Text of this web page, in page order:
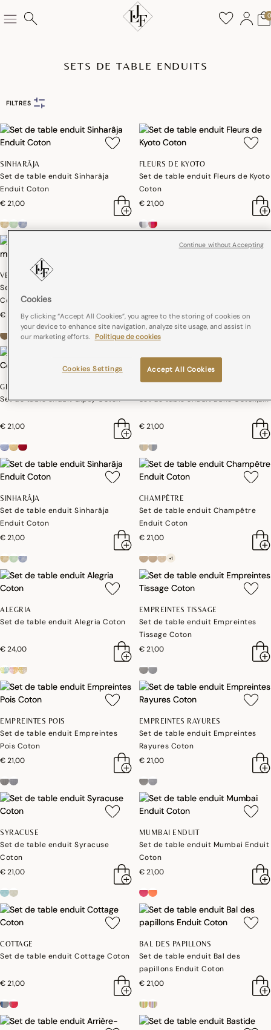
0
SETS DE TABLE ENDUITS
FILTRES
SINHARÂJA
Set de table enduit Sinharâja
Enduit Coton
€ 21,00
FLEURS DE KYOTO
Set de table enduit Fleurs de Kyoto
Coton
€ 21,00
VEGETAL MOOD
Set de table enduit Vegetal mood
Coton
€ 19,00
+4
€ 24,00
GIPSY
Set de table enduit Gipsy Coton
€ 21,00
Set de table enduit Dune Coton,Lin
€ 21,00
SINHARÂJA
Set de table enduit Sinharâja
Enduit Coton
€ 21,00
CHAMPÊTRE
Set de table enduit Champêtre
Enduit Coton
€ 21,00
+1
ALEGRIA
Set de table enduit Alegria Coton
€ 24,00
EMPREINTES TISSAGE
Set de table enduit Empreintes
Tissage Coton
€ 21,00
EMPREINTES POIS
Set de table enduit Empreintes
Pois Coton
€ 21,00
EMPREINTES RAYURES
Set de table enduit Empreintes
Rayures Coton
€ 21,00
SYRACUSE
Set de table enduit Syracuse
Coton
€ 21,00
MUMBAI ENDUIT
Set de table enduit Mumbai Enduit
Coton
€ 21,00
COTTAGE
Set de table enduit Cottage Coton
€ 21,00
BAL DES PAPILLONS
Set de table enduit Bal des
papillons Enduit Coton
€ 21,00
Cookies
By clicking “Accept All Cookies”, you agree to the storing of cookies on
your device to enhance site navigation, analyze site usage, and assist in
our marketing efforts. Politique de cookies
Accept All Cookies
Cookies Settings
Continue without Accepting